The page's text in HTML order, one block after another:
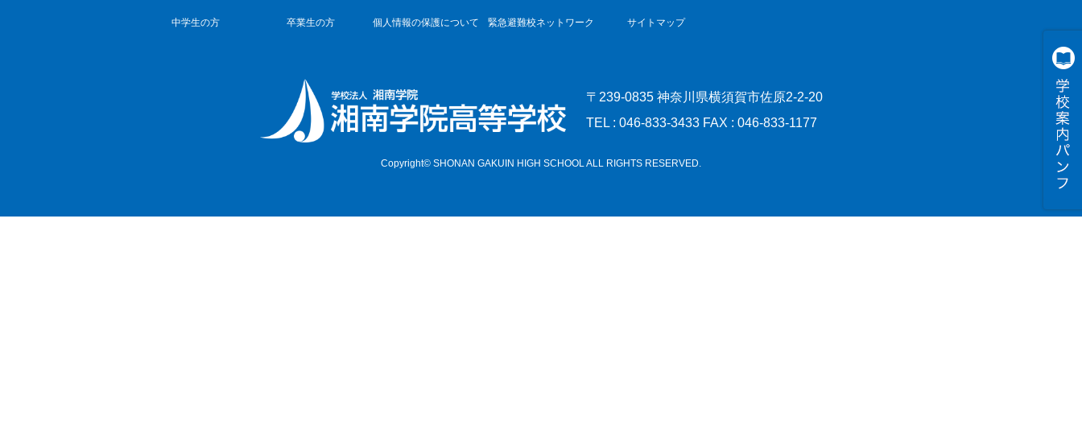
中学生の方 卒業生の方 個人情報の保護について 緊急避難校ネットワーク サイトマップ
〒239-0835 神奈川県横須賀市佐原2-2-20
TEL : 046-833-3433 FAX : 046-833-1177
Copyright© SHONAN GAKUIN HIGH SCHOOL ALL RIGHTS RESERVED.